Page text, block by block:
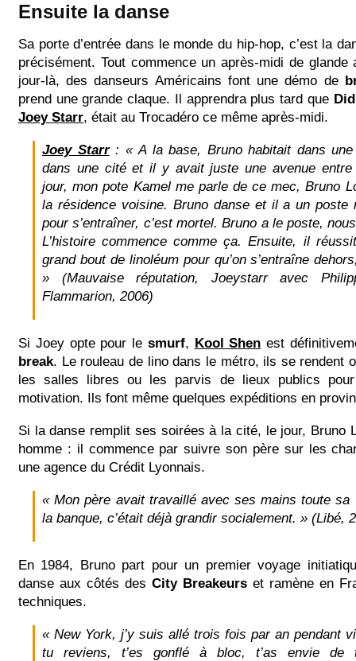
Ensuite la danse
Sa porte d’entrée dans le monde du hip-hop, c’est la
précisément. Tout commence un après-midi de
jour-là, des danseurs Américains font une démo de
prend une grande claque. Il apprendra plus tard que
Joey Starr, était au Trocadéro ce même après-midi.
Joey Starr: « A la base, Bruno habitait dans
dans une cité et il y avait juste une avenue entre
jour, mon pote Kamel me parle de ce mec, Bruno
la résidence voisine. Bruno danse et il a un poste
pour s’entraîner, c’est mortel. Bruno a le poste,
L’histoire commence comme ça. Ensuite, il
grand bout de linoléum pour qu’on s’entraîne
» (Mauvaise réputation, Joeystarr avec
Flammarion, 2006)
Si Joey opte pour le smurf, Kool Shen est
break. Le rouleau de lino dans le métro, ils se rendent
les salles libres ou les parvis de lieux publics pour
motivation. Ils font même quelques expéditions en
Si la danse remplit ses soirées à la cité, le jour, Bruno
homme : il commence par suivre son père sur les
une agence du Crédit Lyonnais.
« Mon père avait travaillé avec ses mains toute sa
la banque, c’était déjà grandir socialement. » (Libé,
En 1984, Bruno part pour un premier voyage
danse aux côtés des City Breakeurs et ramène en
techniques.
« New York, j’y suis allé trois fois par an pendant
tu reviens, t’es gonflé à bloc, t’as envie de